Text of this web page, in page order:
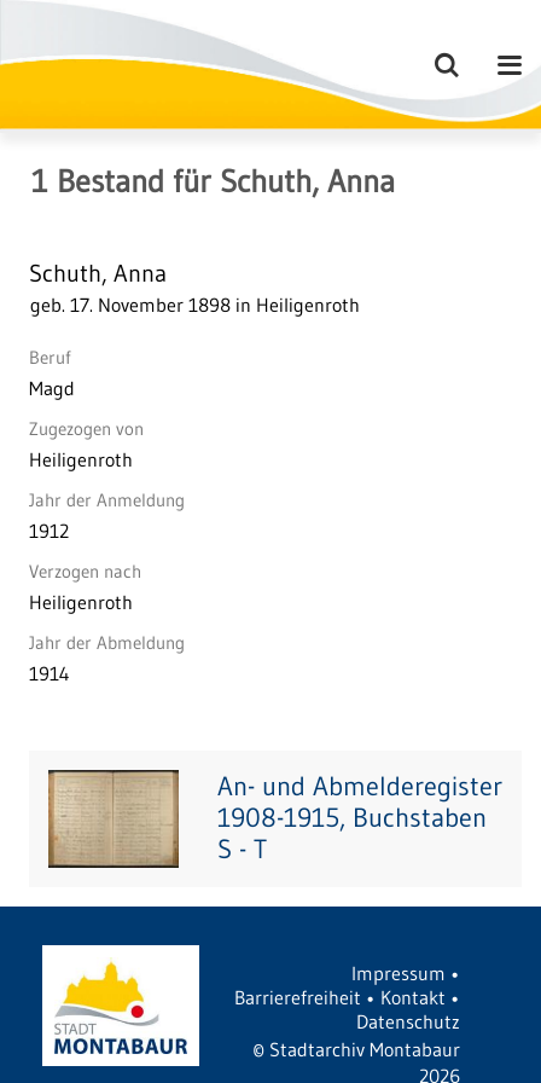
1 Bestand für Schuth, Anna
Schuth, Anna
geb. 17. November 1898 in Heiligenroth
Beruf
Magd
Zugezogen von
Heiligenroth
Jahr der Anmeldung
1912
Verzogen nach
Heiligenroth
Jahr der Abmeldung
1914
An- und Abmelderegister
1908-1915, Buchstaben
S - T
Impressum •
Barrierefreiheit • Kontakt •
Datenschutz
© Stadtarchiv Montabaur
2026